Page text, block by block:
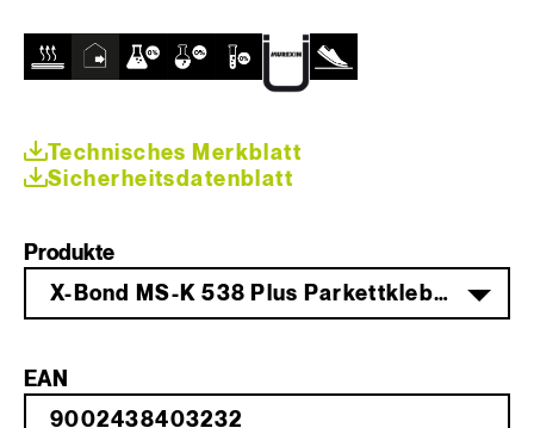
Technisches Merkblatt
Sicherheitsdatenblatt
Produkte
X-Bond MS-K 538 Plus Parkettklebstoff 16 kg
EAN